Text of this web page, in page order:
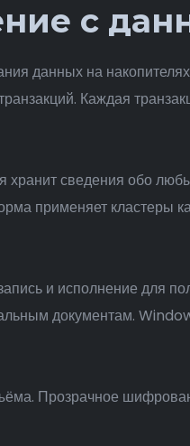
с
данных на
Каждая
сведения обо
применяет кластеры
и исполнение для
документам.
Прозрачное